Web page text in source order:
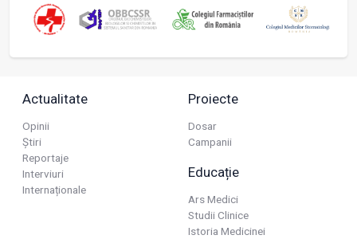
Actualitate
Opinii
Știri
Reportaje
Interviuri
Internaționale
Proiecte
Dosar
Campanii
Educație
Ars Medici
Studii Clinice
Istoria Medicinei